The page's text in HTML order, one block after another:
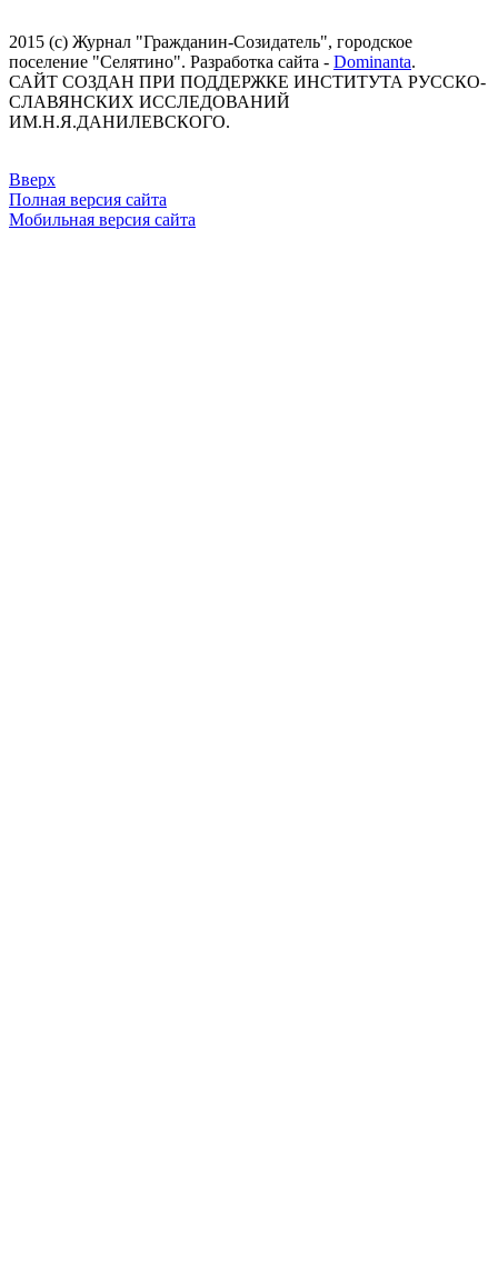
2015 (с) Журнал "Гражданин-Созидатель", городское
поселение "Селятино". Разработка сайта - Dominanta.
САЙТ СОЗДАН ПРИ ПОДДЕРЖКЕ ИНСТИТУТА РУССКО-
СЛАВЯНСКИХ ИССЛЕДОВАНИЙ
ИМ.Н.Я.ДАНИЛЕВСКОГО.
Вверх
Полная версия сайта
Мобильная версия сайта